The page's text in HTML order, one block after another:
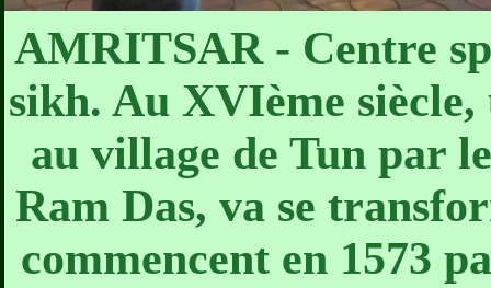
AMRITSAR - Centre
sikh. Au XVIème
au village de Tun par
Ram Das, va se
commencent en 1573